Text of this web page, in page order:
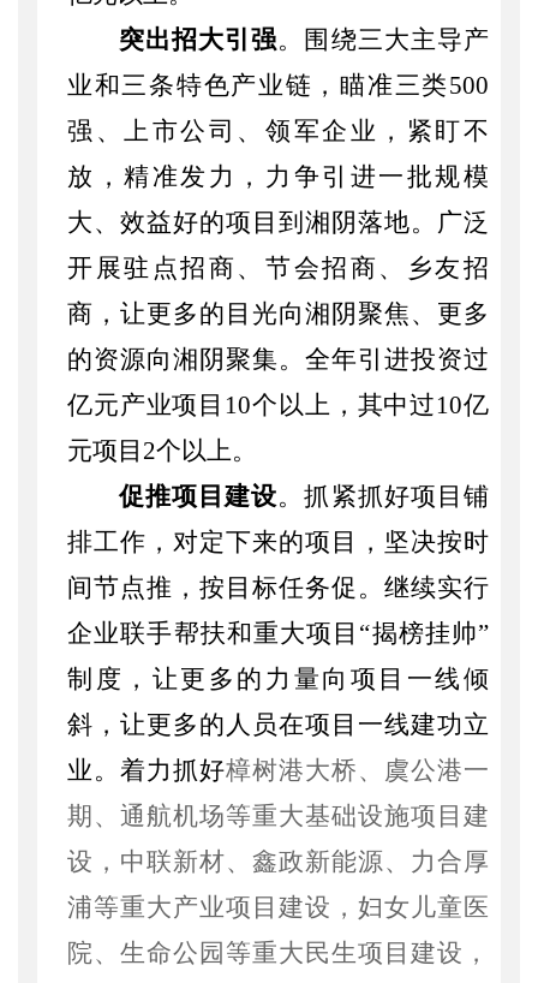
突出招大引强。
围绕三大主导产
业和三条特色产业链，瞄准三类500
强、上市公司、领军企业，紧盯不
放，精准发力，力争引进一批规模
大、效益好的项目到湘阴落地。广泛
开展驻点招商、节会招商、乡友招
商，让更多的目光向湘阴聚焦、更多
的资源向湘阴聚集。全年引进投资过
亿元产业项目10个以上，其中过10亿
元项目2个以上。
促推项目建设。抓紧抓好项目铺
排工作，对定下来的项目，坚决按时
间节点推，按目标任务促。继续实行
企业联手帮扶和重大项目 “揭榜挂帅”
制度，让更多的力量向项目一线倾
斜，让更多的人员在项目一线建功立
业。着力抓好樟树港大桥、虞公港一
期、通航机场等重大基础设施项目建
设，中联新材、鑫政新能源、力合厚
浦等重大产业项目建设，妇女儿童医
院、生命公园等重大民生项目建设，